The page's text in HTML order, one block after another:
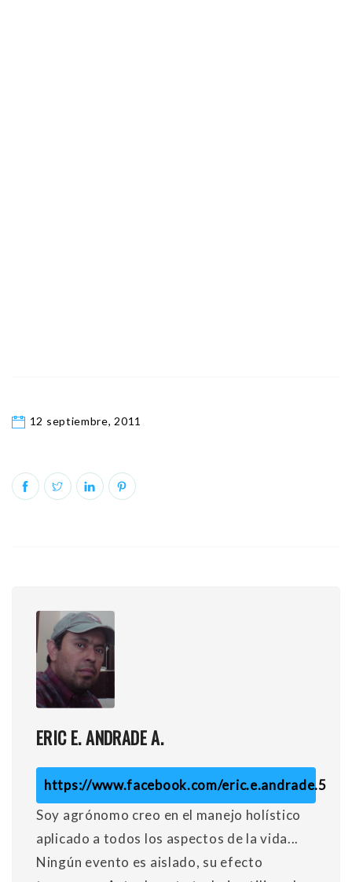
12 septiembre, 2011
ERIC E. ANDRADE A.
https://www.facebook.com/eric.e.andrade.5
Soy agrónomo creo en el manejo holístico
aplicado a todos los aspectos de la vida...
Ningún evento es aislado, su efecto